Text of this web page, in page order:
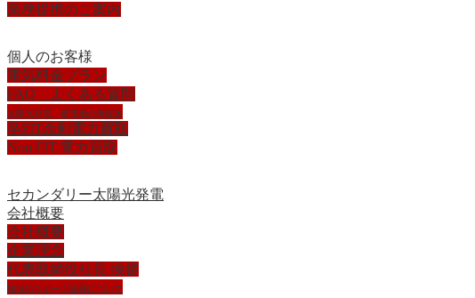
業務提携のご案内
個人のお客様
電気料金プラン
FAQ よくある質問
太陽光発電、蓄電池の御提案
卒FIT余剰電力買取
Non FIT 電力買取
セカンダリー太陽光発電
会社概要
会社概要
企業理念
代表取締役社長 挨拶
地域のスポーツ振興について